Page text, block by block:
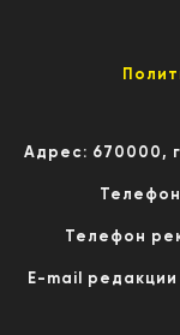
Адрес: 670000,
Телефон
E-mail редакции